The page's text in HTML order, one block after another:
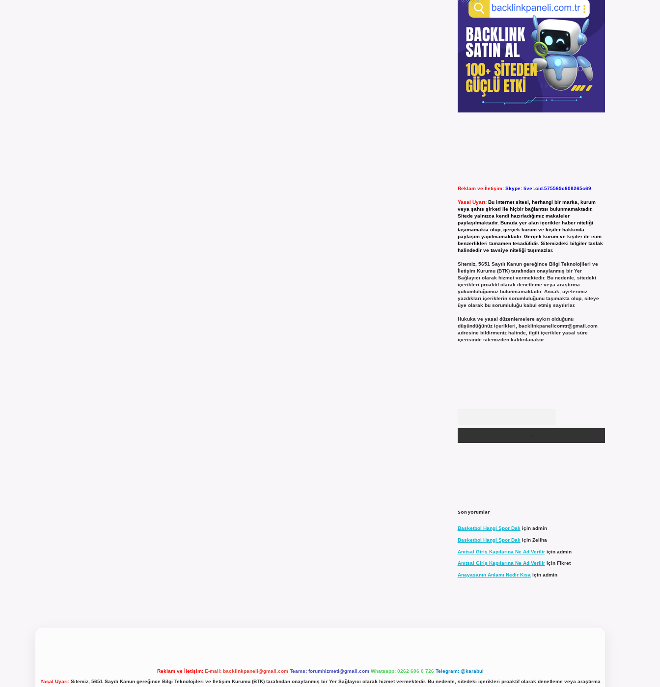
Reklam ve İletişim: Skype: live:.cid.575569c608265c69
Yasal Uyarı: Bu internet sitesi, herhangi bir marka, kurum
veya şahıs şirketi ile hiçbir bağlantısı bulunmamaktadır.
Sitede yalnızca kendi hazırladığımız makaleler
paylaşılmaktadır. Burada yer alan içerikler haber niteliği
taşımamakta olup, gerçek kurum ve kişiler hakkında
paylaşım yapılmamaktadır. Gerçek kurum ve kişiler ile isim
benzerlikleri tamamen tesadüfidir. Sitemizdeki bilgiler taslak
halindedir ve tavsiye niteliği taşımazlar.
Sitemiz, 5651 Sayılı Kanun gereğince Bilgi Teknolojileri ve
İletişim Kurumu (BTK) tarafından onaylanmış bir Yer
Sağlayıcı olarak hizmet vermektedir. Bu nedenle, sitedeki
içerikleri proaktif olarak denetleme veya araştırma
yükümlülüğümüz bulunmamaktadır. Ancak, üyelerimiz
yazdıkları içeriklerin sorumluluğunu taşımakta olup, siteye
üye olarak bu sorumluluğu kabul etmiş sayılırlar.
Hukuka ve yasal düzenlemelere aykırı olduğunu
düşündüğünüz içerikleri, backlinkpanelicomtr@gmail.com
adresine bildirmeniz halinde, ilgili içerikler yasal süre
içerisinde sitemizden kaldırılacaktır.
Son yorumlar
Basketbol Hangi Spor Dalı için admin
Basketbol Hangi Spor Dalı için Zeliha
Anıtsal Giriş Kapılarına Ne Ad Veriliriçin admin
Anıtsal Giriş Kapılarına Ne Ad Veriliriçin Fikret
Anayasanın Anlamı Nedir Kısa için admin
Reklam ve İletişim: E-mail: backlinkpaneli@gmail.com Teams: forumhizmeti@gmail.com Whatsapp: 0262 606 0 726 Telegram: @karabul
Yasal Uyarı:Sitemiz, 5651 Sayılı Kanun gereğince Bilgi Teknolojileri ve İletişim Kurumu (BTK) tarafından onaylanmış bir Yer Sağlayıcı olarak hizmet vermektedir. Bu nedenle, sitedeki içerikleri proaktif olarak denetleme veya araştırma